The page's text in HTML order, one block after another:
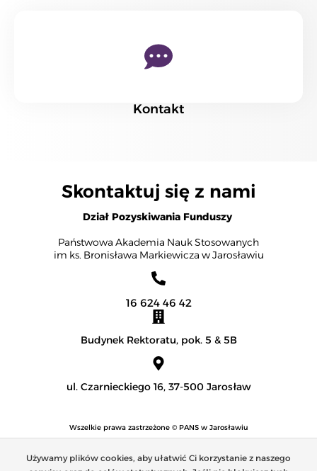
Kontakt
Skontaktuj się z nami
Dział Pozyskiwania Funduszy
Państwowa Akademia Nauk Stosowanych
im ks. Bronisława Markiewicza w Jarosławiu
16 624 46 42
Budynek Rektoratu, pok. 5 & 5B
ul. Czarnieckiego 16, 37-500 Jarosław
Wszelkie prawa zastrzeżone © PANS w Jarosławiu
Używamy plików cookies, aby ułatwić Ci korzystanie z naszego